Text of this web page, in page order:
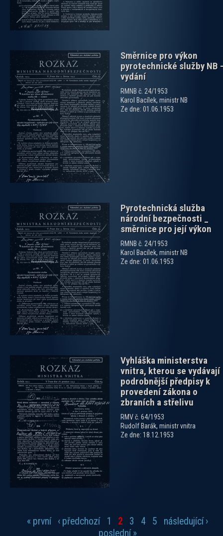
Směrnice pro výkon
pyrotechnické služby NB -
vydání
RMNB č. 24/1953
Karol Bacílek, ministr NB
Ze dne: 01.06.1953
Pyrotechnická služba
národní bezpečnosti _
směrnice pro její výkon
RMNB č. 24/1953
Karol Bacílek, ministr NB
Ze dne: 01.06.1953
zobrazit PDF dokument
Vyhláška ministerstva
vnitra, kterou se vydávají
podrobnější předpisy k
provedení zákona o
zbraních a střelivu
RMV č. 64/1953
Rudolf Barák, ministr vnitra
Ze dne: 18.12.1953
zobrazit PDF dokument
« první ‹ předchozí 1 2 3 4 5
následující ›
poslední »